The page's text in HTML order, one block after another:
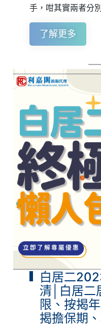
手，咁其實兩者分
了解更多
白居二
清│白居二
限、按揭
揭擔保期